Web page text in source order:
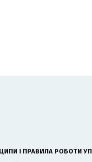
І ПРАВИЛА РОБОТИ УП